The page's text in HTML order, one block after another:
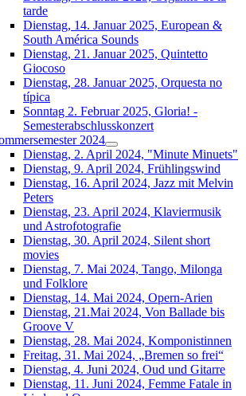
tarde
Dienstag, 14. Januar 2025, European &
South América Sounds
Dienstag, 21. Januar 2025, Quintetto
Giocoso
Dienstag, 28. Januar 2025, Orquesta no
típica
Sonntag 2. Februar 2025, Gloria! -
Semesterabschlusskonzert
2024
Dienstag, 2. April 2024, "Minute Minuets"
Dienstag, 9. April 2024, Frühlingswind
Dienstag, 16. April 2024, Jazz mit Melvin
Peters
Dienstag, 23. April 2024, Klaviermusik
und Astrofotografie
Dienstag, 30. April 2024, Silent short
movies
Dienstag, 7. Mai 2024, Tango, Milonga
und Folklore
Dienstag, 14. Mai 2024, Opern-Arien
Dienstag, 21.Mai 2024, Von Ballade bis
Groove V
Dienstag, 28. Mai 2024, Komponistinnen
Freitag, 31. Mai 2024, „Bremen so frei“
Dienstag, 4. Juni 2024, Oud und Gitarre
Dienstag, 11. Juni 2024, Femme Fatale in